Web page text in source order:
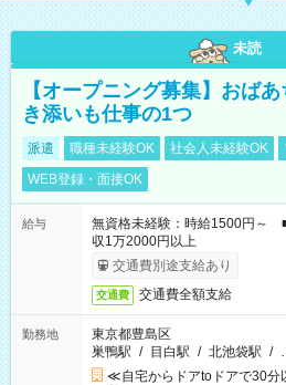
未読
【オープニング募集】おば
き添いも仕事の1つ
派遣 職種未経験OK 社会人未経験OK
WEB登録・面接OK
給与
無資格未経験：時給1500円
収1万2000円以上
交通費別途支給あり
交通費 交通費全額支給
勤務地
東京都豊島区
巣鴨駅 / 目白駅 / 北池袋駅 /
≪自宅からドアtoドアで30